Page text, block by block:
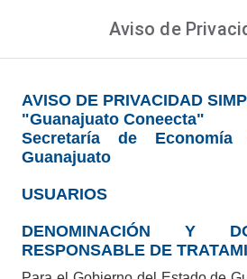
Aviso de
AVISO DE PRIVACIDAD
"Guanajuato Coneecta"
Secretaría de
Guanajuato
USUARIOS
DENOMINACIÓN Y
RESPONSABLE DE